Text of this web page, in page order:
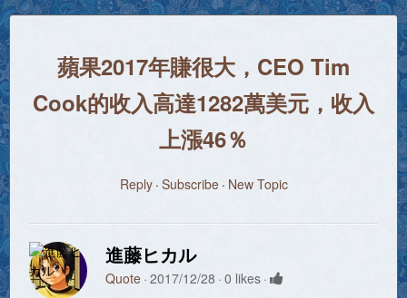
蘋果2017年賺很大，CEO Tim
Cook的收入高達1282萬美元，收入
上漲46％
Reply Subscribe New Topic
進藤ヒカル
Quote 2017/12/28 0 likes